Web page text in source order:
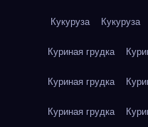
Кукуруза Кукуруза
Куриная грудка
Куриная грудка
Куриная грудка